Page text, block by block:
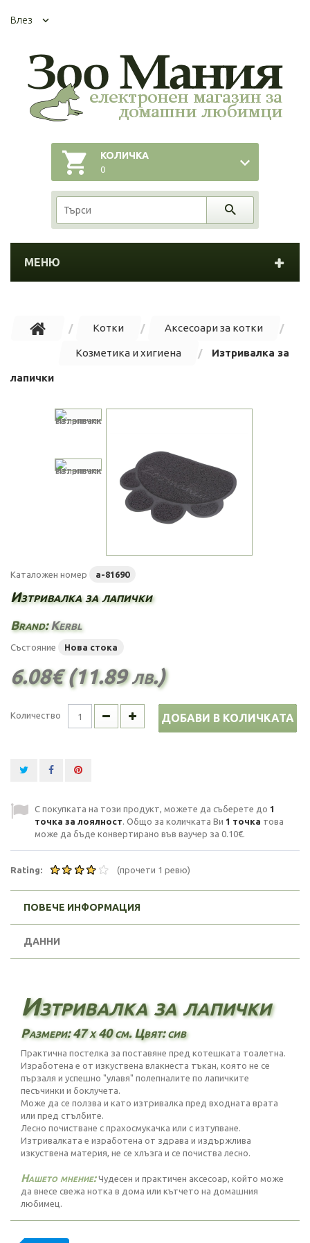
Влез
КОЛИЧКА
0
МЕНЮ
Котки Аксесоари за котки
Козметика и хигиена Изтривалка за
лапички
Каталожен номер а-81690
Изтривалка за лапички
Brand:Kerbl
Състояние Нова стока
6.08€ (11.89 лв.)
Количество ДОБАВИ В КОЛИЧКАТА
С покупката на този продукт, можете да съберете до 1
точка за лоялност. Общо за количката Ви 1 точка това
може да бъде конвертирано във ваучер за 0.10€.
Rating: (прочети 1 ревю)
ПОВЕЧЕ ИНФОРМАЦИЯ
ДАННИ
Изтривалка за лапички
Размери: 47 х 40 см. Цвят: сив
Практична постелка за поставяне пред котешката тоалетна.
Изработена е от изкуствена влакнеста тъкан, която не се
пързаля и успешно "улавя" полепналите по лапичките
песъчинки и боклучета.
Може да се ползва и като изтривалка пред входната врата
или пред стълбите.
Лесно почистване с прахосмукачка или с изтупване.
Изтривалката е изработена от здрава и издържлива
изкуствена материя, не се хлъзга и се почиства лесно.
Нашето мнение:Чудесен и практичен аксесоар, който може
да внесе свежа нотка в дома или кътчето на домашния
любимец.